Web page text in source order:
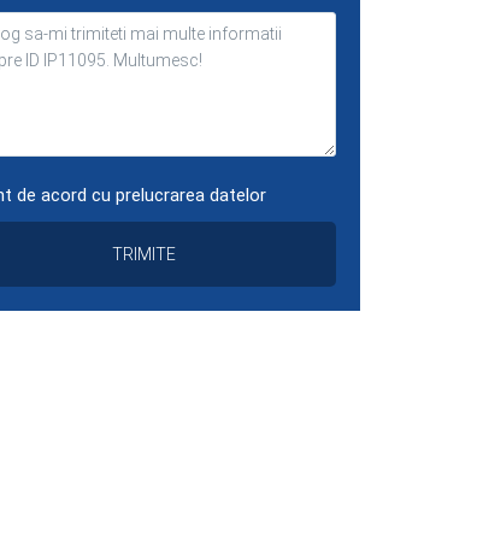
de acord cu prelucrarea datelor